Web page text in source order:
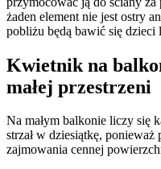
żaden element nie jest ostry
pobliżu będą bawić się dzieci
Kwietnik na
małej przestrzeni
Na małym balkonie liczy się
strzał w dziesiątkę,
zajmowania cennej